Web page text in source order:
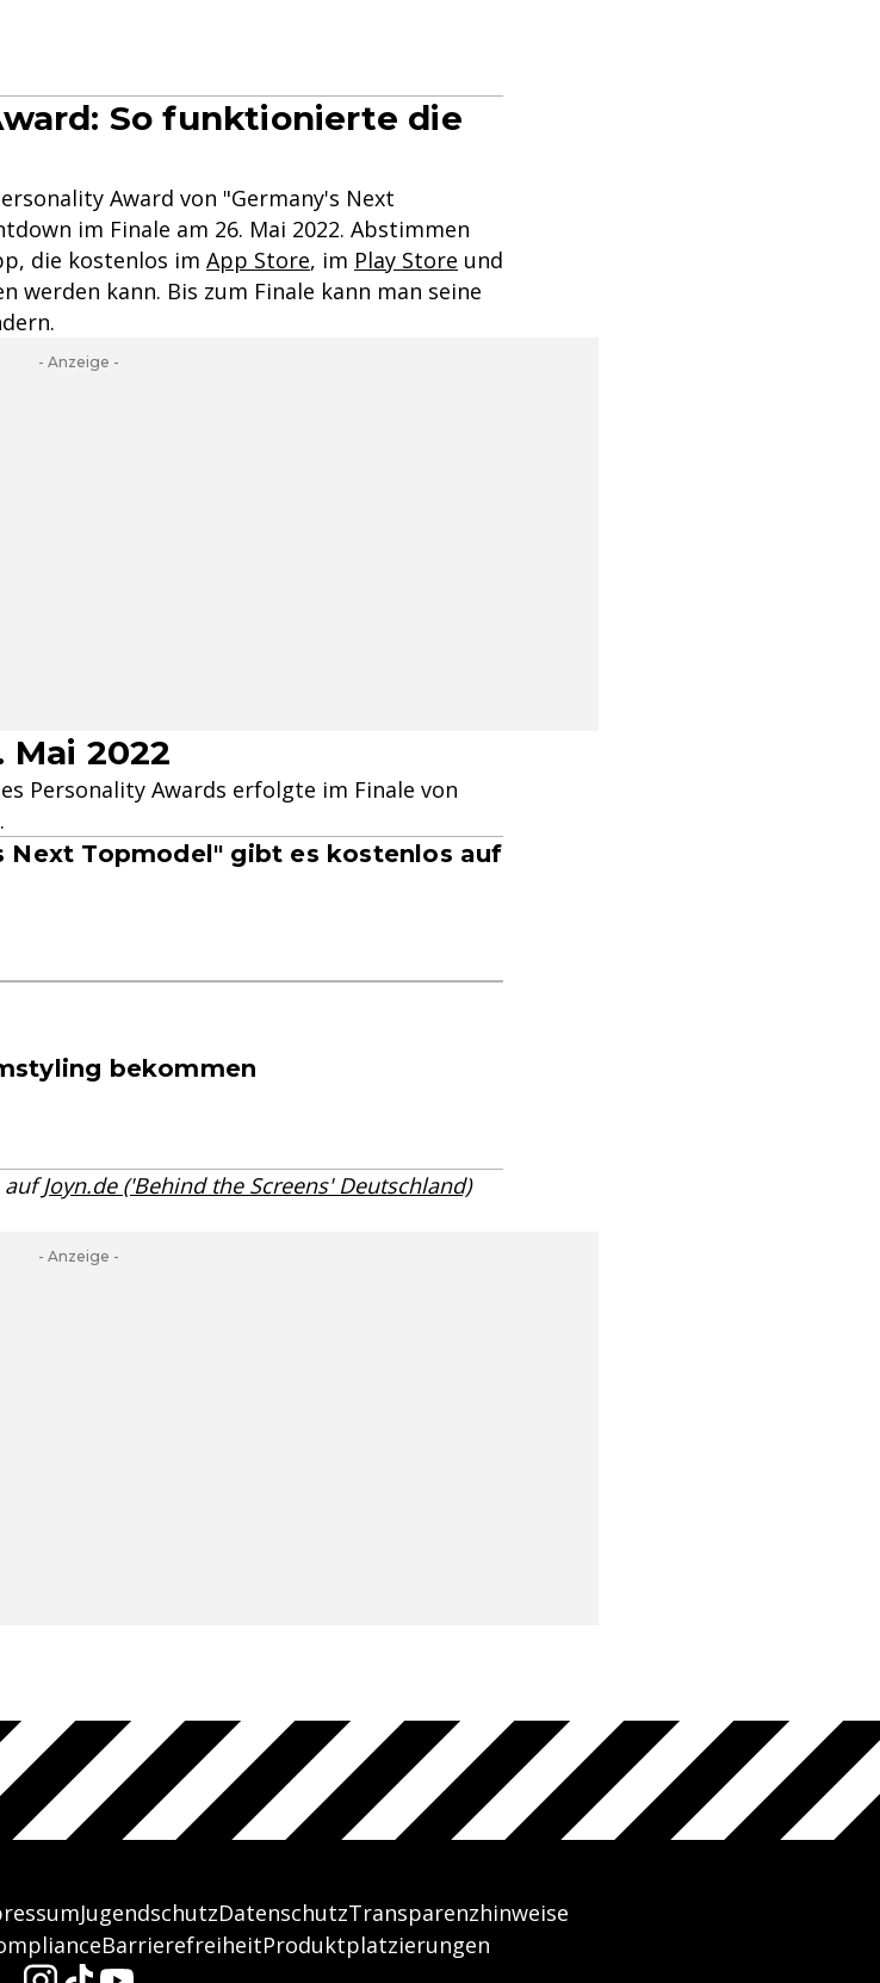
So funktionierte die
Award von "Germany's Next
im Finale am 26. Mai 2022. Abstimmen
die kostenlos im App Store, im Play Store und
werden kann. Bis zum Finale kann man seine
- Anzeige -
Mai 2022
Personality Awards erfolgte im Finale von
Next Topmodel" gibt es kostenlos auf
bekommen
aufJoyn.de ('Behind the Screens' Deutschland)
- Anzeige -
JugendschutzDatenschutzTransparenzhinweise
BarrierefreiheitProduktplatzierungen